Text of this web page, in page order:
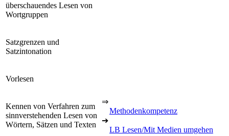
überschauendes Lesen von
Wortgruppen
Satzgrenzen und
Satzintonation
Vorlesen
Kennen von Verfahren zum
sinnverstehenden Lesen von
Wörtern, Sätzen und Texten
⇒
Methodenkompetenz
➔
LB Lesen/Mit Medien umgehen